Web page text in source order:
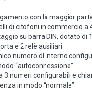
con la maggior
di citofoni in commercio a
su barra DIN, dotato di
e 2 relè ausiliari
numero di interno
“autoconnessione”
3 numeri configurabili e
in modo “normale”